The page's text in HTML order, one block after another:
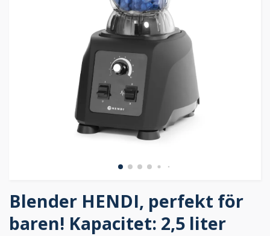
Blender HENDI, perfekt för
baren! Kapacitet: 2,5 liter